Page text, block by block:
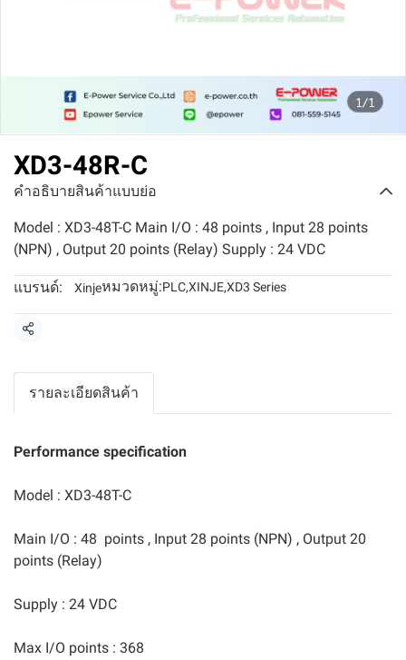
1/1
XD3-48R-C
คำอธิบายสินค้าแบบย่อ
Model : XD3-48T-C Main I/O : 48 points , Input 28 points
(NPN) , Output 20 points (Relay) Supply : 24 VDC
แบรนด์: Xinjeหมวดหมู่:PLC,XINJE,XD3 Series
แชร์
รายละเอียดสินค้า
Performance specification
Model : XD3-48T-C
Main I/O : 48 points , Input 28 points (NPN) , Output 20
points (Relay)
Supply : 24 VDC
Max I/O points : 368